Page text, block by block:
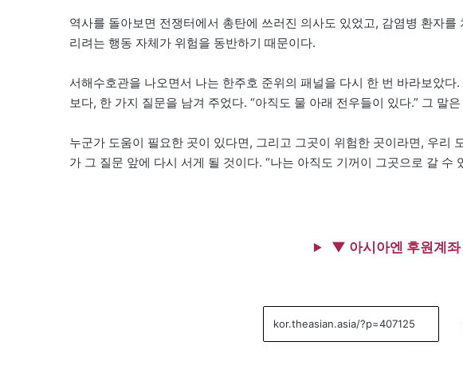
역사를 돌아보면 전쟁터에서 총탄에 쓰러진 의사도 있었고, 감염병 환자
리려는 행동 자체가 위험을 동반하기 때문이다.
서해수호관을 나오면서 나는 한주호 준위의 패널을 다시 한 번 바라보았
보다, 한 가지 질문을 남겨 주었다. “아직도 물 아래 전우들이 있다.” 그 말
누군가 도움이 필요한 곳이 있다면, 그리고 그곳이 위험한 곳이라면, 우리
가 그 질문 앞에 다시 서게 될 것이다. “나는 아직도 기꺼이 그곳으로 갈 수
▼ 아시아엔 후원계